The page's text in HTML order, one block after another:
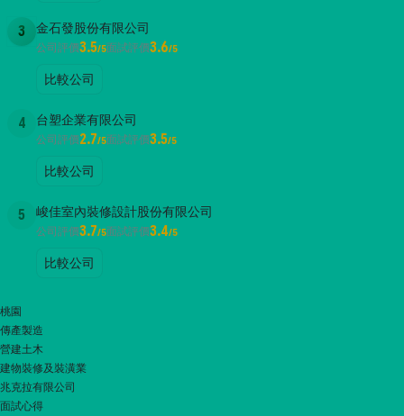
3 金石發股份有限公司
公司評價3.5/5面試評價3.6/5
比較公司
4 台塑企業有限公司
公司評價2.7/5面試評價3.5/5
比較公司
5 峻佳室內裝修設計股份有限公司
公司評價3.7/5面試評價3.4/5
比較公司
桃園
傳產製造
營建土木
建物裝修及裝潢業
兆克拉有限公司
面試心得